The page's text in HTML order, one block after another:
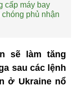
cấp máy bay
phủ nhận
sẽ làm tăng
sau các lệnh
ở Ukraine nổ